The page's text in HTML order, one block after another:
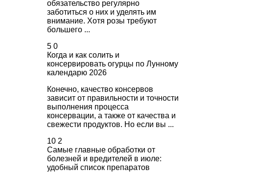
обязательство регулярно
заботиться о них и уделять им
внимание. Хотя розы требуют
большего ...
5 0
Когда и как солить и
консервировать огурцы по Лунному
календарю 2026
Конечно, качество консервов
зависит от правильности и точности
выполнения процесса
консервации, а также от качества и
свежести продуктов. Но если вы ...
10 2
Самые главные обработки от
болезней и вредителей в июле:
удобный список препаратов